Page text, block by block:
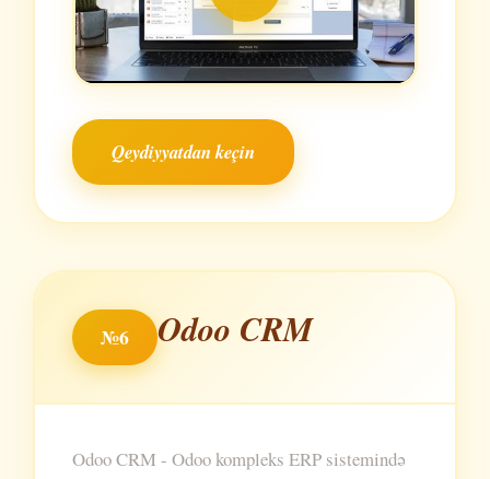
Qeydiyyatdan keçin
№6 Odoo CRM
Odoo CRM - Odoo kompleks ERP sistemində